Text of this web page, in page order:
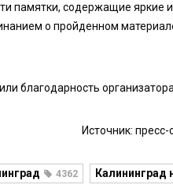
памятки, содержащие
о пройденном
благодарность
Источник:
4362 Калининград